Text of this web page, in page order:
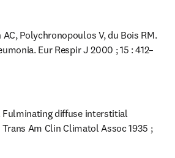
Polychronopoulos V, du Bois RM.
Eur Respir J 2000 ; 15 : 412–
Fulminating diffuse interstitial
Am Clin Climatol Assoc 1935 ;